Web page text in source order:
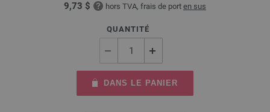
9,73 $ hors TVA, frais de port en sus
QUANTITÉ
DANS LE PANIER